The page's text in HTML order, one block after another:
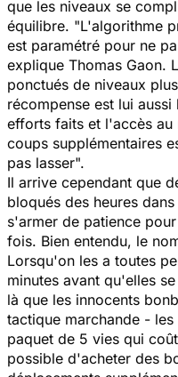
que les niveaux se
équilibre. "L'algorithme
est paramétré pour ne
explique Thomas Gaon.
ponctués de niveaux
récompense est lui
efforts faits et l'accès au
coups supplémentaires
pas lasser".
Il arrive cependant que
bloqués des heures
s'armer de patience
fois. Bien entendu, le
Lorsqu'on les a toutes
minutes avant qu'elles
là que les innocents
tactique marchande - les
paquet de 5 vies qui
possible d'acheter des